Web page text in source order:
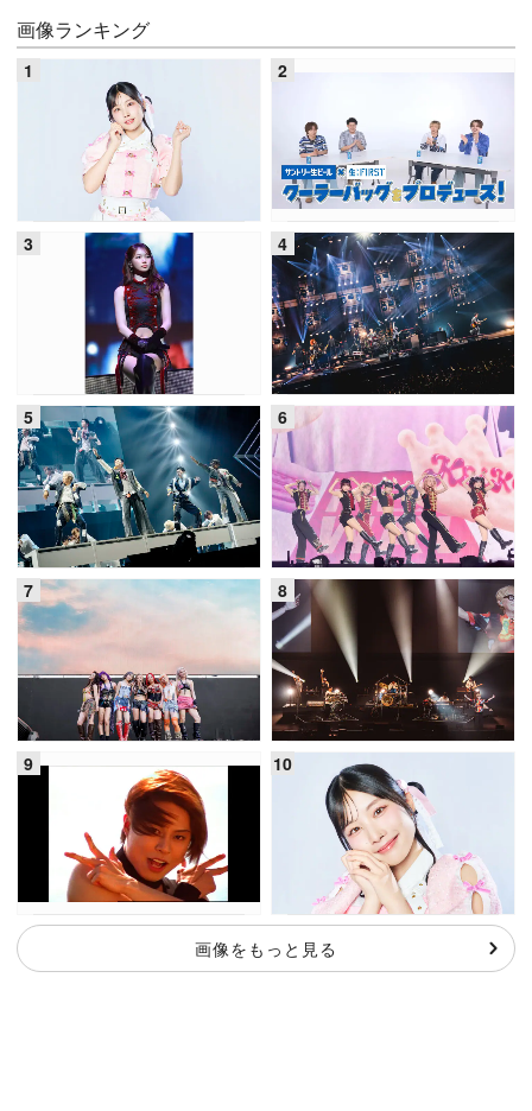
画像ランキング
画像をもっと見る